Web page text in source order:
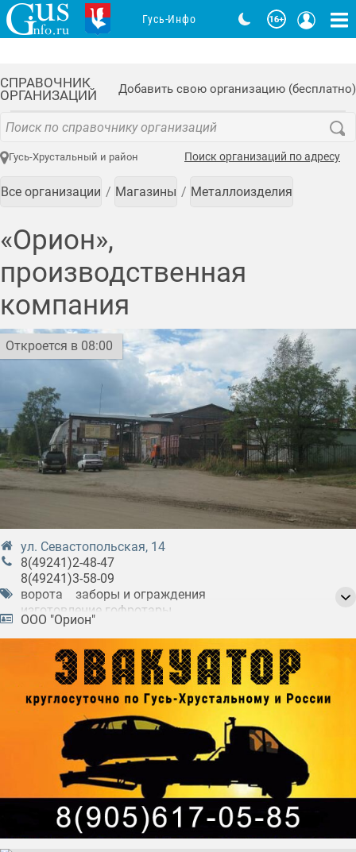
СПРАВОЧНИК
ОРГАНИЗАЦИЙ
Добавить свою организацию (бесплатно)
Гусь-Хрустальный и район Поиск организаций по адресу
Все организации Магазины Металлоизделия
«Орион»,
производственная
компания
Откроется в 08:00
ул. Севастопольская, 14
8(49241)2-48-47
8(49241)3-58-09
ворота
заборы и ограждения
изготовление гофротары
изготовление железных ворот
изготовление железных заборов
изготовление металлоизделий
изготовление тары
металлопрокат
приём макулатуры
приём металлолома
ООО "Орион"
Гусь-Инфо